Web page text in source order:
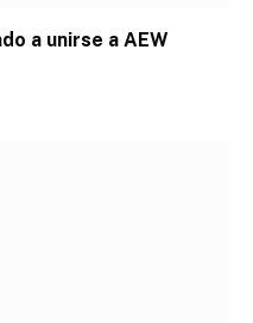
a unirse a AEW